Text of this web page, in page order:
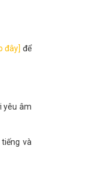
đây] để
yêu âm
và